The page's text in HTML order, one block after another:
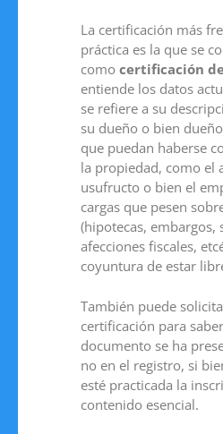
La certificación más
práctica es la que se
como certificación
entiende los datos
se refiere a su
su dueño o bien
que puedan haberse
la propiedad, como el
usufructo o bien el
cargas que pesen
(hipotecas, embargos,
afecciones fiscales,
coyuntura de estar
También puede
certificación para
documento se ha
no en el registro, si
esté practicada la
contenido esencial.